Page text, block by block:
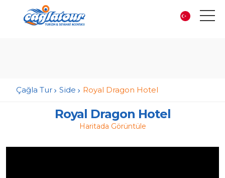
Çağla Tur Side Royal Dragon Hotel
Royal Dragon Hotel
Haritada Görüntüle